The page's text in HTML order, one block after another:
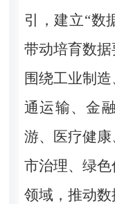
引，建立“数
带动培育数据
围绕工业制
通运输、金
游、医疗健
市治理、绿
领域，推动